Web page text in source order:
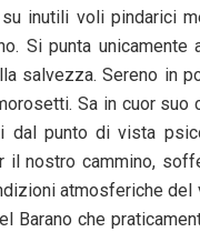
inutili voli pindarici
Si punta unicamente
salvezza. Sereno in
Sa in cuor suo
dal punto di vista
il nostro cammino,
atmosferiche del
Barano che